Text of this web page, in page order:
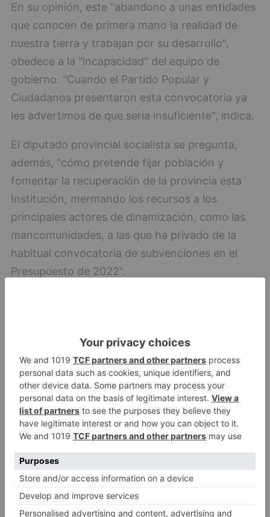
En su opinión, este "abandono a unas entidades
que conocen de primera mano la realidad de
nuestra tierra y trabajan por su desarrollo",
obedece a la "incapacidad" del equipo de
gobierno. "Cuando el Partido Popular y
Ciudadanos presentaron esta convocatoria ya
les advertimos de que sería insuficiente", indica.
El diputado provincial socialista se pregunta,
además, "cómo pretende fijar población y
fomentar la recuperación de la provincia esta
Institución, mermando los recursos a los
principales actores de dinamización, como las
mancomunidades, a las que ha privado de la
habitual convocatoria de subvenciones en el
Presupuesto de 2022".
se muestra escéptico, dadas las "evidentes
muestras de mala gestión de su presidente,
Lorenzo Rodríguez". En su opinión, en este
aumento "ha prevalecido el interés político del
Partido Popular de salvar el pacto de gobierno
con Ciudadanos en la Diputación sobre el
interés general".